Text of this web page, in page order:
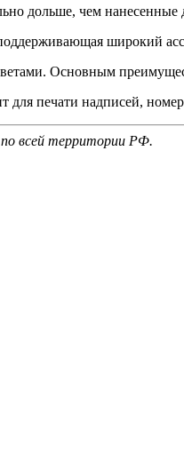
дольше, чем нанесенные
широкий
Основным
для печати надписей,
всей территории РФ.